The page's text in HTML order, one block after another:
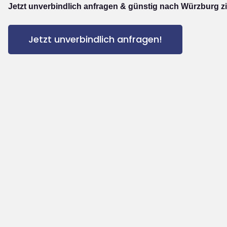
Jetzt unverbindlich anfragen & günstig nach Würzburg
Jetzt unverbindlich anfragen!